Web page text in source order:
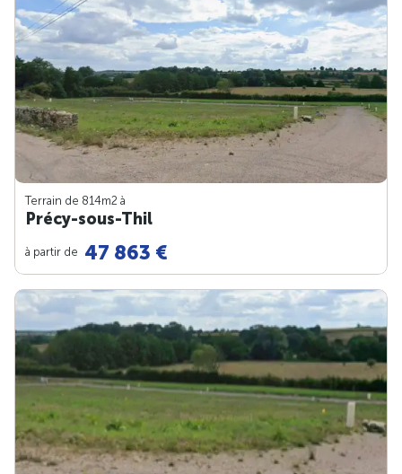
Terrain de 814m2 à
Précy-sous-Thil
à partir de 47 863 €